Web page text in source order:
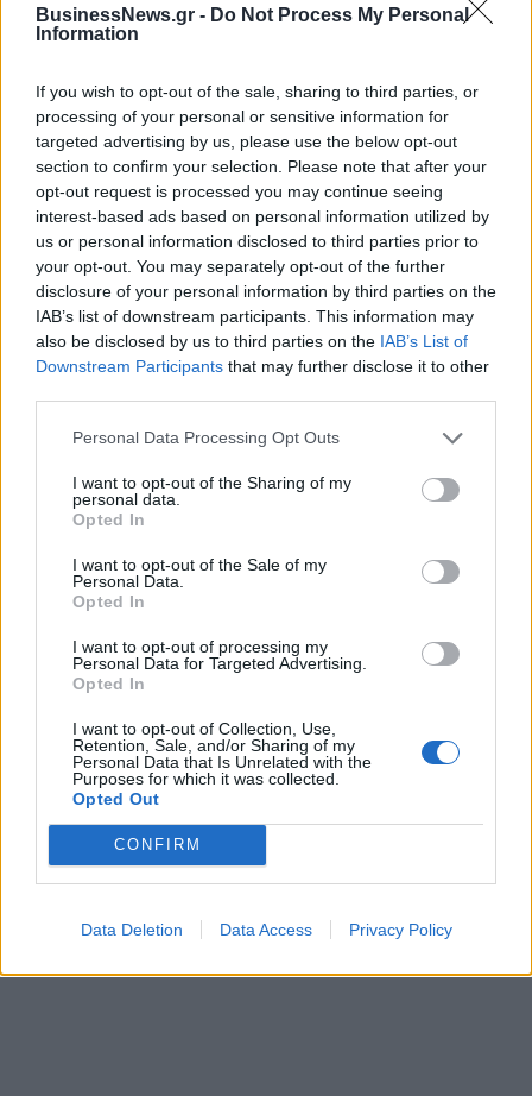
BusinessNews.gr - Do Not Process My Personal
Information
If you wish to opt-out of the sale, sharing to third parties, or
processing of your personal or sensitive information for
targeted advertising by us, please use the below opt-out
section to confirm your selection. Please note that after your
opt-out request is processed you may continue seeing
interest-based ads based on personal information utilized by
us or personal information disclosed to third parties prior to
your opt-out. You may separately opt-out of the further
disclosure of your personal information by third parties on the
IAB’s list of downstream participants. This information may
also be disclosed by us to third parties on the IAB’s List of
Downstream Participants that may further disclose it to other
Personal Data Processing Opt Outs
I want to opt-out of the Sharing of my
personal data.
Opted In
I want to opt-out of the Sale of my
Personal Data.
Opted In
I want to opt-out of processing my
Personal Data for Targeted Advertising.
Opted In
I want to opt-out of Collection, Use,
Retention, Sale, and/or Sharing of my
Personal Data that Is Unrelated with the
Purposes for which it was collected.
Opted Out
CONFIRM
Data Deletion Data Access Privacy Policy
άνοιξε τις πύλες του σε όλους
ESG Report 2025: Πώς η ΑΒ Βασιλόπουλος μετατρέπει τη
βιωσιμότητα σε καθημερινή πράξη
Stoiximan: «Πού ήσουν;» στις μεγάλες στιγμές του Ολυμπιακού
ΠΕΡΙΣΣΌΤΕΡΑ ΣΕ ΑΥΤΉ ΤΗΝ ΚΑΤΗΓΟΡΊΑ
Χρ. Σταϊκούρας: Ενισχύεται
το εθνικό πρόγραμμα
την αντιμετώπιση των
συνεπειών της κλιματικής
αλλαγής
13/06/2024 - 17:13
Χρηματιστήριο: Πτώση
ΟΠΑΠ, Σαράντη, ΤΙΤΑΝ
13/06/2024 - 17:58